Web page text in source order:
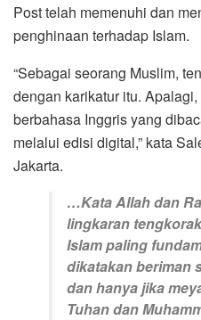
Post telah memenuhi dan
penghinaan terhadap Islam.
“Sebagai seorang Muslim,
dengan karikatur itu.
berbahasa Inggris yang
melalui edisi digital,” kata
Jakarta.
…Kata Allah dan
lingkaran
Islam paling
dikatakan beriman
dan hanya jika
Tuhan dan